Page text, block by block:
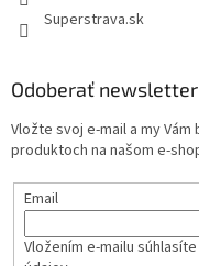
Superstrava.sk
Odoberať newsletter
Vložte svoj e-mail a my
produktoch na našom e-
Email
Vložením e-mailu